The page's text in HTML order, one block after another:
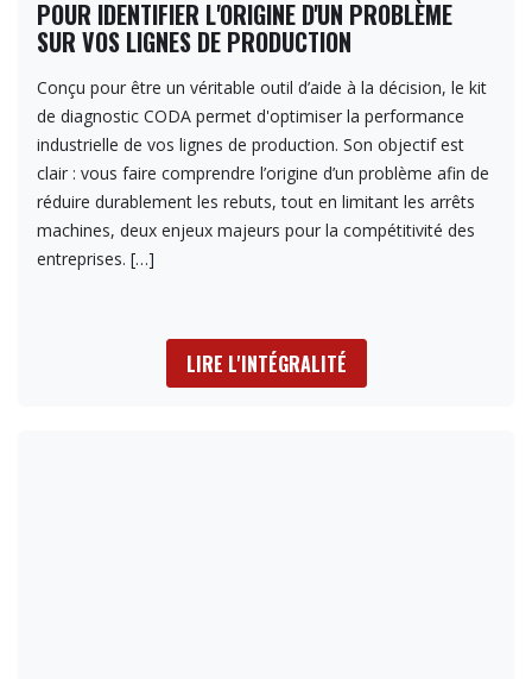
POUR IDENTIFIER L'ORIGINE D'UN PROBLÈME
SUR VOS LIGNES DE PRODUCTION
Conçu pour être un véritable outil d’aide à la décision, le kit
de diagnostic CODA permet d'optimiser la performance
industrielle de vos lignes de production. Son objectif est
clair : vous faire comprendre l’origine d’un problème afin de
réduire durablement les rebuts, tout en limitant les arrêts
machines, deux enjeux majeurs pour la compétitivité des
entreprises. […]
LIRE L'INTÉGRALITÉ